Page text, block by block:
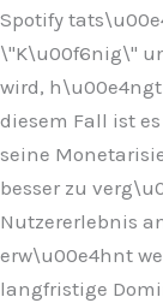
Spotify
\"K\u00f6nig\"
wird,
diesem Fall ist
seine
besser zu
Nutzererlebnis
erw\u00e4hnt
langfristige